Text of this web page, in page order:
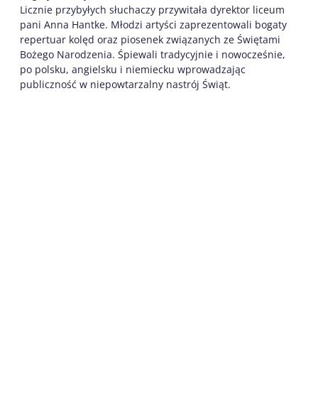
Licznie przybyłych słuchaczy przywitała dyrektor liceum
pani Anna Hantke. Młodzi artyści zaprezentowali bogaty
repertuar kolęd oraz piosenek związanych ze Świętami
Bożego Narodzenia. Śpiewali tradycyjnie i nowocześnie,
po polsku, angielsku i niemiecku wprowadzając
publiczność w niepowtarzalny nastrój Świąt.